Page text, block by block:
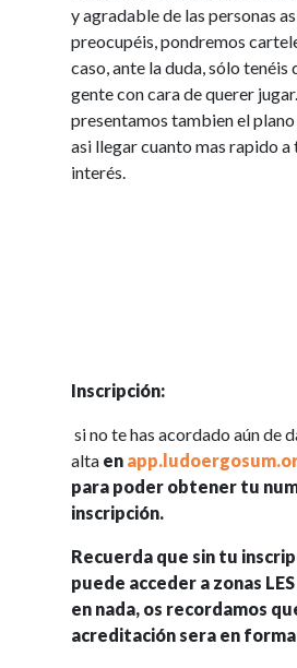
y agradable de las personas
preocupéis, pondremos
caso, ante la duda, sólo tenéis
gente con cara de querer
presentamos tambien el
asi llegar cuanto mas rapido a
interés.
Inscripción:
si no te has acordado aún de
alta en
para poder obtener tu
inscripción.
Recuerda que sin tu
puede acceder a zonas
en nada, os recordamos
acreditación sera en